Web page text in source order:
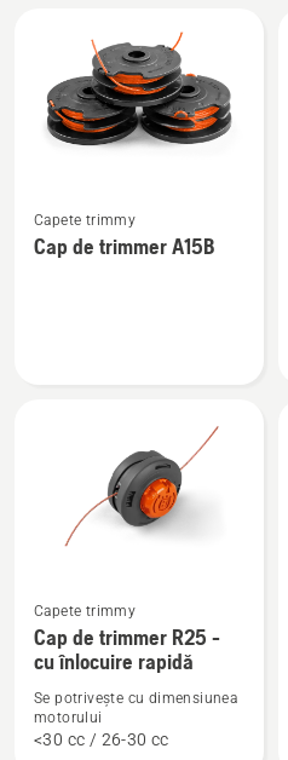
Vezi
mai
Capete trimmy
Cap de trimmer A15B
Vezi
mai
multe
detalii
despre
Cap
Capete trimmy
Cap de trimmer R25 -
cu înlocuire rapidă
Se potrivește cu dimensiunea
motorului
<30 cc / 26-30 cc